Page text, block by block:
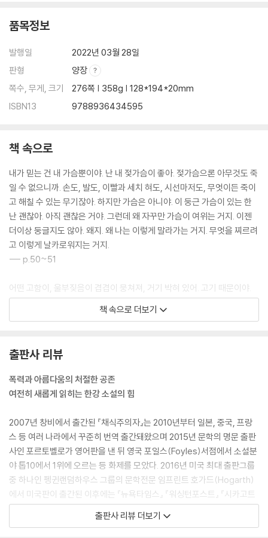
품목정보
발행일
2022년 03월 28일
판형
양장
쪽수, 무게, 크기
276쪽 | 358g | 128*194*20mm
ISBN13
9788936434595
책 속으로
내가 믿는 건 내 가슴뿐이야. 난 내 젖가슴이 좋아. 젖가슴으론 아무것도 죽
일 수 없으니까. 손도, 발도, 이빨과 세치 혀도, 시선마저도, 무엇이든 죽이
고 해칠 수 있는 무기잖아. 하지만 가슴은 아니야. 이 둥근 가슴이 있는 한
난 괜찮아. 아직 괜찮은 거야. 그런데 왜 자꾸만 가슴이 여위는 거지. 이젠
더이상 둥글지도 않아. 왜지. 왜 나는 이렇게 말라가는 거지. 무엇을 찌르려
고 이렇게 날카로워지는 거지.
--- p.50~51
어떤 고함이, 울부짖음이 겹겹이 뭉쳐져, 거기 박혀 있어. 고기 때문이야.
너무 많은 고기를 먹었어. 그 목숨들이 고스란히 그 자리에 걸려 있는 거야.
틀림없어. 피와 살은 모두 소화돼 몸 구석구석으로 흩어지고, 찌꺼기는 배
어리가 몸 밖으로 뛰쳐나갈까. 그럴 수 있을까.
--- p.72
고도, 그렇다고 짐승이라고도 할 수 없는, 식물이며 동물이며 인간, 혹은
그 중간쯤의 낯선 존재처럼 느껴졌다.
--- p.128
언니.
영혜의 낡은 검은 스웨터에서 희미한 나프탈렌 냄새가 났다. 그녀가 대답
하지 않자, 영혜는 한번 더 언니, 하고 속삭였다.
……세상의 나무들은 모두 형제 같아.
책 속으로 더보기
출판사 리뷰
폭력과 아름다움의 처절한 공존
여전히 새롭게 읽히는 한강 소설의 힘
2007년 창비에서 출간된 『채식주의자』는 2010년부터 일본, 중국, 프랑
스 등 여러 나라에서 꾸준히 번역 출간돼왔으며 2015년 문학의 명문 출판
사인 포르토벨로가 영어판을 낸 뒤 영국 포일스(Foyles)서점에서 소설분
야 톱10에서 1위에 오르는 등 화제를 모았다. 2016년 미국 최대 출판그룹
중 하나인 펭귄랜덤하우스 그룹의 문학전문 임프린트 호가드(Hogarth)
에서 미국판이 출간된 이후에는 『뉴욕타임스』 『워싱턴포스트』 『시카고트
리뷴』 『라이브러리저널』 등을 비롯해 다수의 유력 매체에서 호평을 받기
도 했다. 출판전문지 『퍼블리셔스위클리』는 ‘2016년 봄, 가장 기대되는 주
출판사 리뷰 더보기